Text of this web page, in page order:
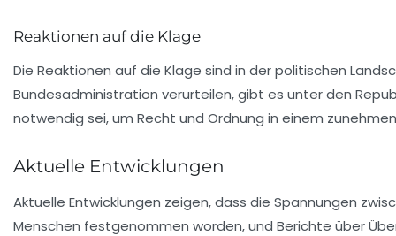
Reaktionen auf die Klage
Die Reaktionen auf die Klage sind in der politischen
Bundesadministration verurteilen, gibt es unter den
notwendig sei, um Recht und Ordnung in einem
Aktuelle Entwicklungen
Aktuelle Entwicklungen zeigen, dass die Spannungen
Menschen festgenommen worden, und Berichte über